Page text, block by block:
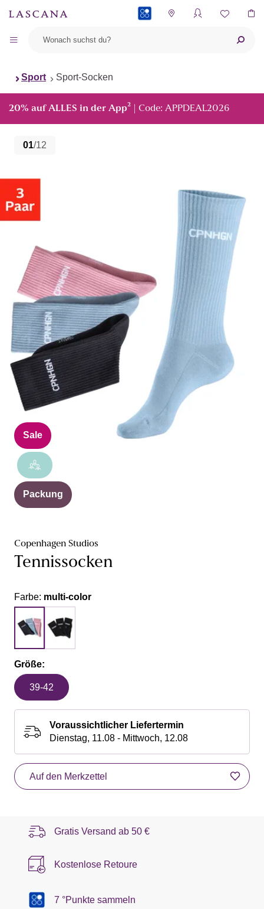
Sport Sport-Socken
20% auf ALLES in der App² | Code: APPDEAL2026
01/12
Sale
Packung
Copenhagen Studios
Tennissocken
Farbe: multi-color
Größe:
39-42
Voraussichtlicher Liefertermin
Dienstag, 11.08 - Mittwoch, 12.08
Auf den Merkzettel
Gratis Versand ab 50 €
Kostenlose Retoure
7 °Punkte sammeln